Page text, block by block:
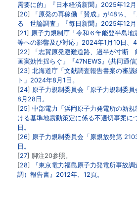
需要に的」『日本経済新聞』2025年12月
20
「原発の再稼働「賛成」が48％、
る 世論調査」『毎日新聞』2025年12月
21
原子力規制庁「令和６年能登半島地
等への影響及び対応」2024年1月10日、
22
「志賀原発避難道路、過半が寸断
画実効性揺らぐ」『47NEWS』(共同通信
23 北海道庁「文献調査報告書案の審
ト」2024年8月1日。
24
原子力規制委員会「原子力規制委
8月28日。
25
中部電力「浜岡原子力発電所の新
ける基準地震動策定に係る不適切事案に
日。
26
原子力規制委員会「原規放発第
日。
27
脚注20参照。
28
『東京電力福島原子力発電所事故
調）報告書』2012年、12頁。